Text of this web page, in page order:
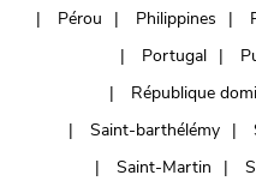
Pérou
Philippines
Portugal
République
Saint-barthélémy
Saint-Martin